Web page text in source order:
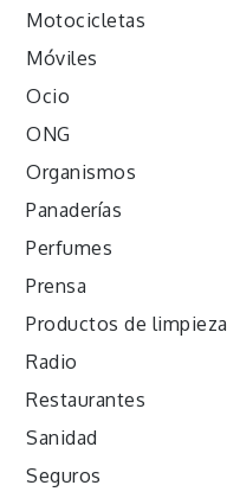
Motocicletas
Móviles
Ocio
ONG
Organismos
Panaderías
Perfumes
Prensa
Productos de limpieza
Radio
Restaurantes
Sanidad
Seguros